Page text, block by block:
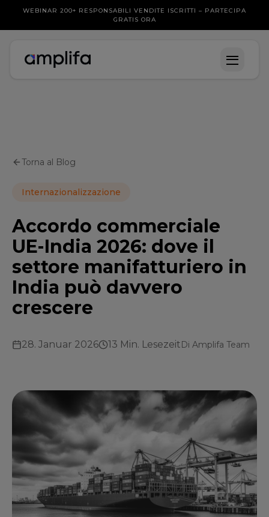
WEBINAR 200+ RESPONSABILI VENDITE ISCRITTI – PARTECIPA
GRATIS ORA
Torna al Blog
Internazionalizzazione
Accordo commerciale
UE-India 2026: dove il
settore manifatturiero in
India può davvero
crescere
28. Januar 2026 13 Min. LesezeitDi Amplifa Team